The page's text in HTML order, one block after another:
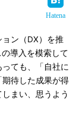
Hatena
ン（DX）を推
導入を模索して
ても、「自社に
待した成果が得
まい、思うよう